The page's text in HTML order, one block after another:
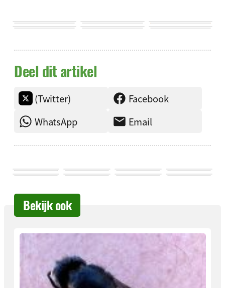
Deel dit artikel
(Twitter)
Facebook
WhatsApp
Email
Bekijk ook